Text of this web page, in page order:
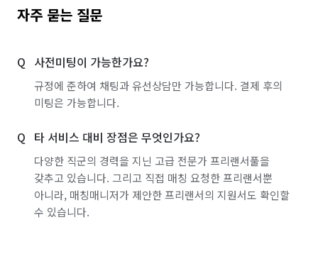
자주 묻는 질문
사전미팅이 가능한가요?
규정에 준하여 채팅과 유선상담만 가능합니다. 결제 후의
미팅은 가능합니다.
타 서비스 대비 장점은 무엇인가요?
다양한 직군의 경력을 지닌 고급 전문가 프리랜서풀을
갖추고 있습니다. 그리고 직접 매칭 요청한 프리랜서뿐
아니라, 매칭매니저가 제안한 프리랜서의 지원서도 확인할
수 있습니다.